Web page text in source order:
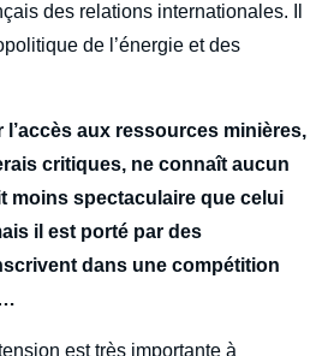
des relations internationales. Il
de l’énergie et des
aux ressources minières,
critiques, ne connaît aucun
moins spectaculaire que celui
il est porté par des
dans une compétition
est très importante à